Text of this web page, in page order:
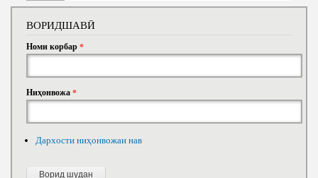
ВОРИДШАВӢ
Номи корбар*
Ниҳонвожа*
Дархости ниҳонвожаи нав